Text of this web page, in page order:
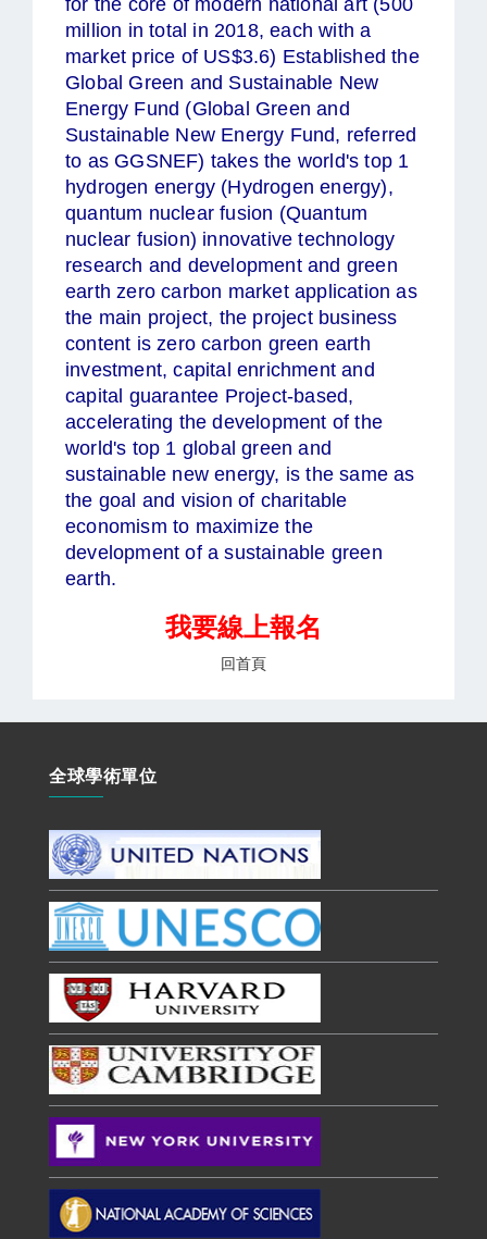
for the core of modern national art (500
million in total in 2018, each with a
market price of US$3.6) Established the
Global Green and Sustainable New
Energy Fund (Global Green and
Sustainable New Energy Fund, referred
to as GGSNEF) takes the world's top 1
hydrogen energy (Hydrogen energy),
quantum nuclear fusion (Quantum
nuclear fusion) innovative technology
research and development and green
earth zero carbon market application as
the main project, the project business
content is zero carbon green earth
investment, capital enrichment and
capital guarantee Project-based,
accelerating the development of the
world's top 1 global green and
sustainable new energy, is the same as
the goal and vision of charitable
economism to maximize the
development of a sustainable green
earth.
我要線上報名
回首頁
全球學術單位